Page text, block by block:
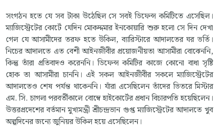
সংগঠন হতে যে সব টাকা উঠেছিল সে সবই ডিফেন্স কমিটিতে এসেছিল।
ম্যাজিস্ট্রেটের কোর্টে যেদিন মোকদ্দমার ইনকোয়ারি শুরু হলো সে দিন দেখা
গেল যে আসামীদের তরফ হতে উকিল, ব্যারিস্টারে আদালতের ঘর ভর্তি।
নিচের আদালতে এত বেশী আইনজীবীর প্রয়োজনীয়তা আসামীরা বোঝেননি,
কিন্তু তাঁরা প্রতিবাদও করেননি। ডিফেন্স কমিটির কাজে কোনো বাধা সৃষ্টি
হোক তা আসামীরা চাননি। এই সকল আইনজীবীর সকলে ম্যাজিস্ট্রেটের
আদালতেও শেষ পর্যন্ত থাকেননি। যাঁরা এসেছিলেন তাঁদের ভিতরে মিস্টার
এম. সি. চাগলা পরবর্তীকালে বোম্বে হাইকোর্টের প্রধান বিচারপতি হয়েছিলেন।
উত্তরপ্রদেশের বর্তমান মুখ্যমন্ত্রী শ্রীচন্দ্রভান গুপ্ত ম্যাজিস্ট্রেটের আদালতে খুব
অল্পদিনের জন্যে জুনিয়র উকিল হয়ে এসেছিলেন।